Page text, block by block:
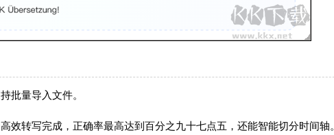
批量导入文件。
效转写完成，正确率最高达到百分之九十七点五，还能智能切分时间轴。